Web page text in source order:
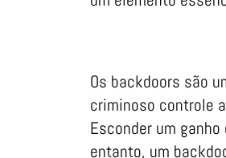
Os backdoors são
criminoso controle
Esconder um
entanto, um